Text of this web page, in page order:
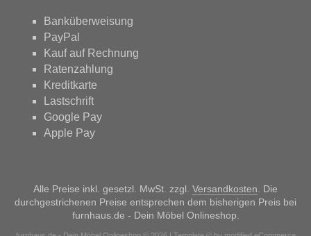
Banküberweisung
PayPal
Kauf auf Rechnung
Ratenzahlung
Kreditkarte
Lastschrift
Google Pay
Apple Pay
Alle Preise inkl. gesetzl. MwSt. zzgl. Versandkosten . Die
durchgestrichenen Preise entsprechen dem bisherigen Preis bei
furnhaus.de - Dein Möbel Onlineshop.